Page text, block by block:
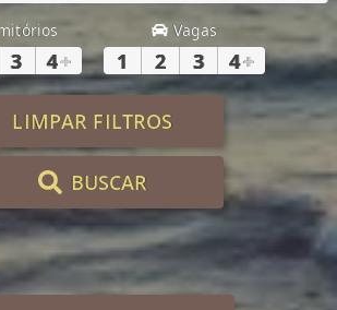
3 4+
Vagas
1 2 3 4+
LIMPAR FILTROS
BUSCAR